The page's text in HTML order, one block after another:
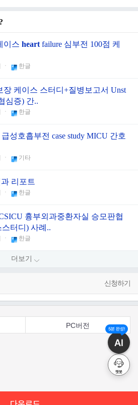
이스 heart failure 심부전 100점 케
한글
케이스 스터디+질병보고서 Unst
심증) 간..
한글
급성호흡부전 case study MICU 간호
기타
리포트
한글
흉부외과중환자실 승모판협
스터디) 사례..
한글
더보기
신청하기
PC버전 5분 완성!
AI
챗봇